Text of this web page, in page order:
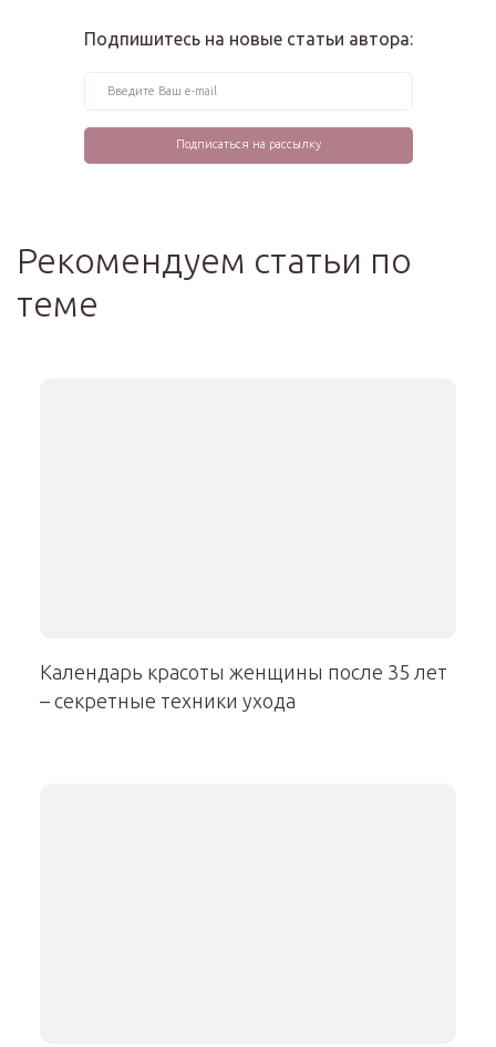
Подпишитесь на новые статьи автора:
Рекомендуем статьи по
теме
Календарь красоты женщины после 35 лет
– секретные техники ухода